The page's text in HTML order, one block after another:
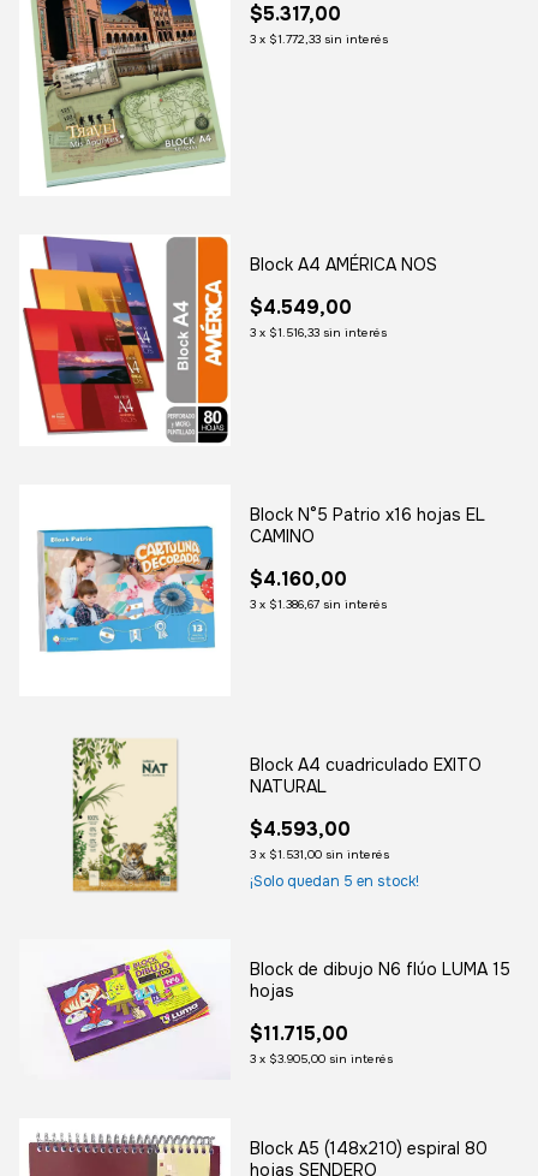
$5.317,00
3 x $1.772,33 sin interés
Block A4 AMÉRICA NOS
$4.549,00
3 x $1.516,33 sin interés
Block N°5 Patrio x16 hojas EL
CAMINO
$4.160,00
3 x $1.386,67 sin interés
Block A4 cuadriculado EXITO
NATURAL
$4.593,00
3 x $1.531,00 sin interés
¡Solo quedan 5 en stock!
Block de dibujo N6 flúo LUMA 15
hojas
$11.715,00
3 x $3.905,00 sin interés
Block A5 (148x210) espiral 80
hojas SENDERO